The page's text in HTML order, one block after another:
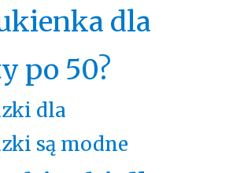
dla
po 50?
dla
są modne